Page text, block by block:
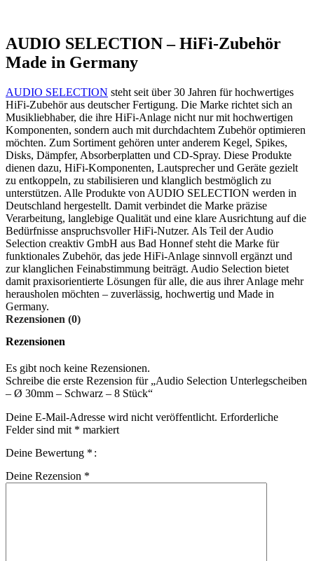
AUDIO SELECTION – HiFi-Zubehör
Made in Germany
AUDIO SELECTION steht seit über 30 Jahren für hochwertiges
HiFi-Zubehör aus deutscher Fertigung. Die Marke richtet sich an
Musikliebhaber, die ihre HiFi-Anlage nicht nur mit hochwertigen
Komponenten, sondern auch mit durchdachtem Zubehör optimieren
möchten. Zum Sortiment gehören unter anderem Kegel, Spikes,
Disks, Dämpfer, Absorberplatten und CD-Spray. Diese Produkte
dienen dazu, HiFi-Komponenten, Lautsprecher und Geräte gezielt
zu entkoppeln, zu stabilisieren und klanglich bestmöglich zu
unterstützen. Alle Produkte von AUDIO SELECTION werden in
Deutschland hergestellt. Damit verbindet die Marke präzise
Verarbeitung, langlebige Qualität und eine klare Ausrichtung auf die
Bedürfnisse anspruchsvoller HiFi-Nutzer. Als Teil der Audio
Selection creaktiv GmbH aus Bad Honnef steht die Marke für
funktionales Zubehör, das jede HiFi-Anlage sinnvoll ergänzt und
zur klanglichen Feinabstimmung beiträgt. Audio Selection bietet
damit praxisorientierte Lösungen für alle, die aus ihrer Anlage mehr
herausholen möchten – zuverlässig, hochwertig und Made in
Germany.
Rezensionen (0)
Rezensionen
Es gibt noch keine Rezensionen.
Schreibe die erste Rezension für „Audio Selection Unterlegscheiben
– Ø 30mm – Schwarz – 8 Stück“
Deine E-Mail-Adresse wird nicht veröffentlicht. Erforderliche
Felder sind mit * markiert
Deine Bewertung *
Deine Rezension *